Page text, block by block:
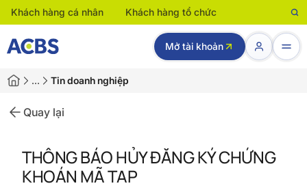
Khách hàng cá nhân Khách hàng tổ chức
Mở tài khoản
… Tin doanh nghiệp
Quay lại
THÔNG BÁO HỦY ĐĂNG KÝ CHỨNG
KHOÁN MÃ TAP